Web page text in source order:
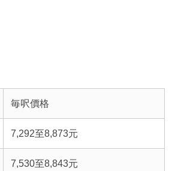
毎呎價格
7,292至8,873元
7,530至8,843元